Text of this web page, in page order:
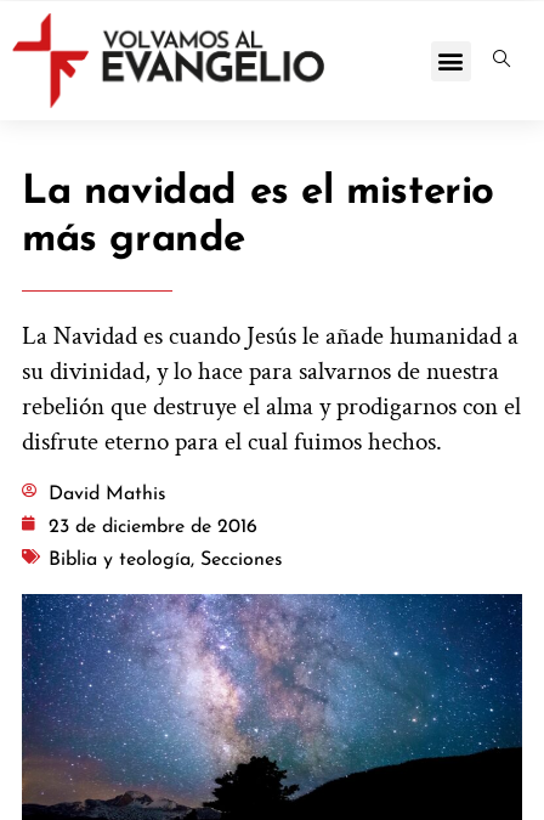
La navidad es el misterio
más grande
La Navidad es cuando Jesús le añade humanidad a
su divinidad, y lo hace para salvarnos de nuestra
rebelión que destruye el alma y prodigarnos con el
disfrute eterno para el cual fuimos hechos.
David Mathis
23 de diciembre de 2016
Biblia y teología, Secciones